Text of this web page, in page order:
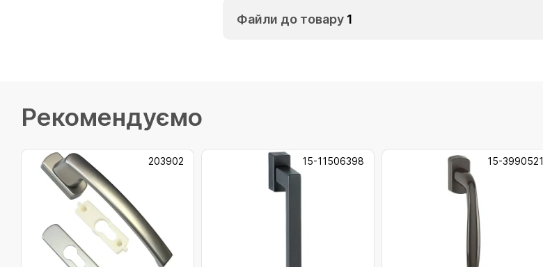
Файли до товару 1
Рекомендуємо
203902 15-11506398 15-3990521